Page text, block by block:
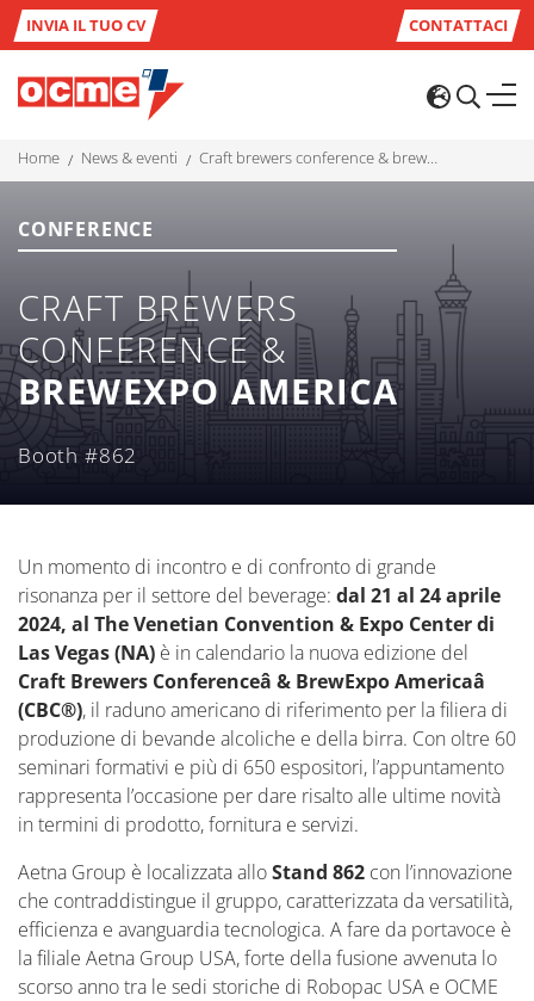
INVIA IL TUO CV CONTATTACI
home news & eventi craft brewers conference & brewexpo america
CONFERENCE
CRAFT BREWERS
CONFERENCE &
BREWEXPO AMERICA
Booth #862
Un momento di incontro e di confronto di grande
risonanza per il settore del beverage: dal 21 al 24 aprile
2024, al The Venetian Convention & Expo Center di
Las Vegas (NA) è in calendario la nuova edizione del
Craft Brewers Conferenceâ & BrewExpo Americaâ
(CBC®), il raduno americano di riferimento per la filiera di
produzione di bevande alcoliche e della birra. Con oltre 60
seminari formativi e più di 650 espositori, l’appuntamento
rappresenta l’occasione per dare risalto alle ultime novità
in termini di prodotto, fornitura e servizi.
Aetna Group è localizzata alloStand 862 con l’innovazione
che contraddistingue il gruppo, caratterizzata da versatilità,
efficienza e avanguardia tecnologica. A fare da portavoce è
la filiale Aetna Group USA, forte della fusione avvenuta lo
scorso anno tra le sedi storiche di Robopac USA e OCME